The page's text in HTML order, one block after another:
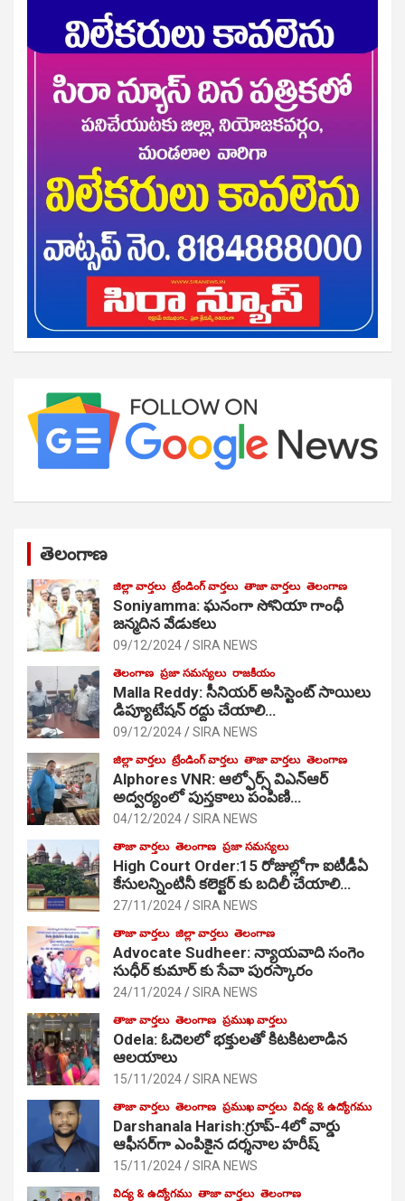
తెలంగాణ
జిల్లా వార్తలు ట్రేండింగ్ వార్తలు తాజా వార్తలు తెలంగాణ
Soniyamma: ఘ‌నంగా సోనియా గాంధీ
జ‌న్మ‌దిన వేడుక‌లు
09/12/2024 SIRA NEWS
తెలంగాణ ప్రజా సమస్యలు రాజకీయం
Malla Reddy: సీనియర్ అసిస్టెంట్ సాయిలు
డిప్యూటేషన్ రద్దు చేయాలి…
09/12/2024 SIRA NEWS
జిల్లా వార్తలు ట్రేండింగ్ వార్తలు తాజా వార్తలు తెలంగాణ
Alphores VNR: ఆల్ఫోర్స్ విఎన్ఆర్
అద్వర్యంలో పుస్తకాలు పంపిణి…
04/12/2024 SIRA NEWS
తాజా వార్తలు తెలంగాణ ప్రజా సమస్యలు
High Court Order:15 రోజుల్లోగా ఐటీడీఏ
కేసులన్నింటినీ కలెక్టర్ కు బదిలీ చేయాలి…
27/11/2024 SIRA NEWS
తాజా వార్తలు జిల్లా వార్తలు తెలంగాణ
Advocate Sudheer: న్యాయవాది సంగెం
సుధీర్ కుమార్ కు సేవా పురస్కారం
24/11/2024 SIRA NEWS
తాజా వార్తలు తెలంగాణ ప్రముఖ వార్తలు
Odela: ఓదెల‌లో భక్తులతో కిటకిటలాడిన
ఆల‌యాలు
15/11/2024 SIRA NEWS
తాజా వార్తలు తెలంగాణ ప్రముఖ వార్తలు విద్య & ఉద్యోగము
Darshanala Harish:గ్రూప్-4లో వార్డు
ఆఫీసర్‌గా ఎంపికైన దర్శనాల హరీష్
15/11/2024 SIRA NEWS
విద్య & ఉద్యోగము తాజా వార్తలు తెలంగాణ